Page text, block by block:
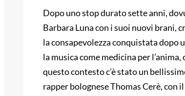
Dopo uno stop durato sette anni,
Barbara Luna con i suoi nuovi brani,
la consapevolezza conquistata
la musica come medicina per
questo contesto c’è stato un
rapper bolognese Thomas Cerè, con